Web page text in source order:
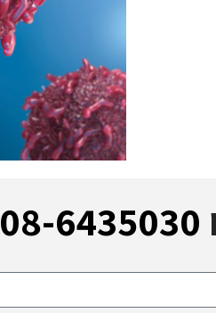
08-6435030